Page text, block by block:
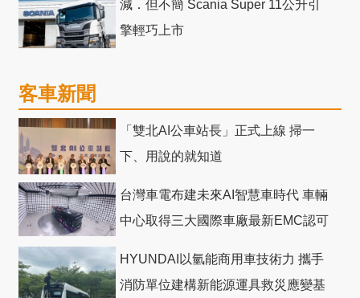
減．但不簡 Scania Super 11公升引
擎輕巧上市
客車新聞
「雙北AI公車站長」正式上線 掃一
下、用說的就知道
台灣車電布建未來AI智慧車時代 車輛
中心取得三大國際車廠最新EMC認可
HYUNDAI以氫能商用車技術力 攜手
消防單位建構新能源運具救災應變基